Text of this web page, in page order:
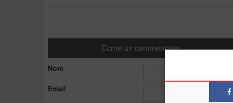
Ecrire un commentaire
Nom
Email